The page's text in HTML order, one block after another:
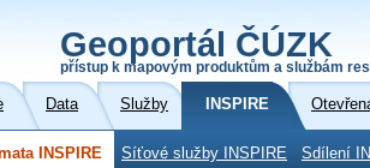
Geoportál ČÚZK
přístup k mapovým produktům a službám
Data Služby INSPIRE
INSPIRE Síťové služby INSPIRE Sdílení